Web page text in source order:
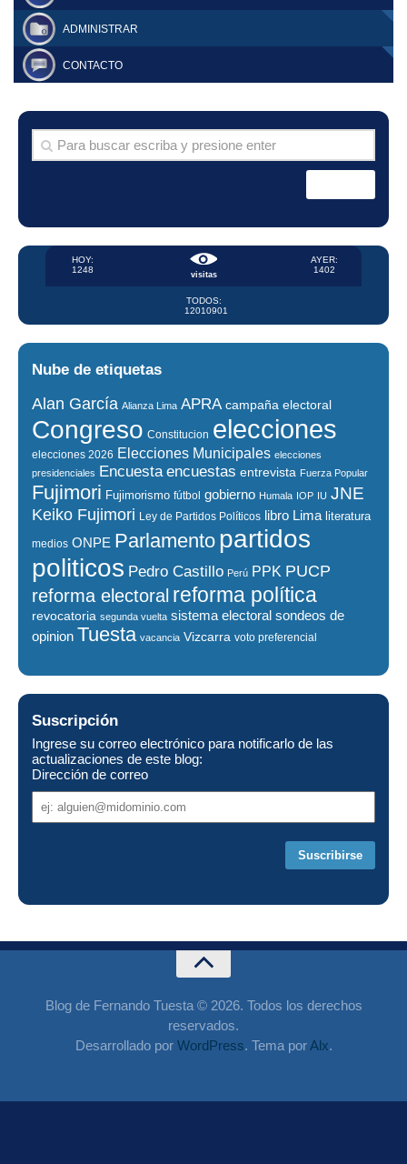
ADMINISTRAR
CONTACTO
visitas
HOY:
1248
AYER:
1402
TODOS:
12010901
Nube de etiquetas
Alan García Alianza Lima APRA campaña electoral
Congreso Constitucion elecciones
elecciones 2026 Elecciones Municipales elecciones
presidenciales
Encuesta encuestas entrevista Fuerza Popular
Fujimori Fujimorismo fútbol gobierno Humala IOP IU JNE
Keiko Fujimori Ley de Partidos Políticos libro Lima literatura
medios ONPE Parlamento partidos
politicos Pedro Castillo Perú PPK PUCP
reforma electoral reforma política
revocatoria segunda vuelta sistema electoral sondeos de
opinion Tuesta vacancia Vizcarra voto preferencial
Suscripción
Ingrese su correo electrónico para notificarlo de las
actualizaciones de este blog:
Dirección de correo
de
Blog de Fernando Tuesta © 2026. Todos los derechos
reservados.
Desarrollado por WordPress. Tema porAlx.